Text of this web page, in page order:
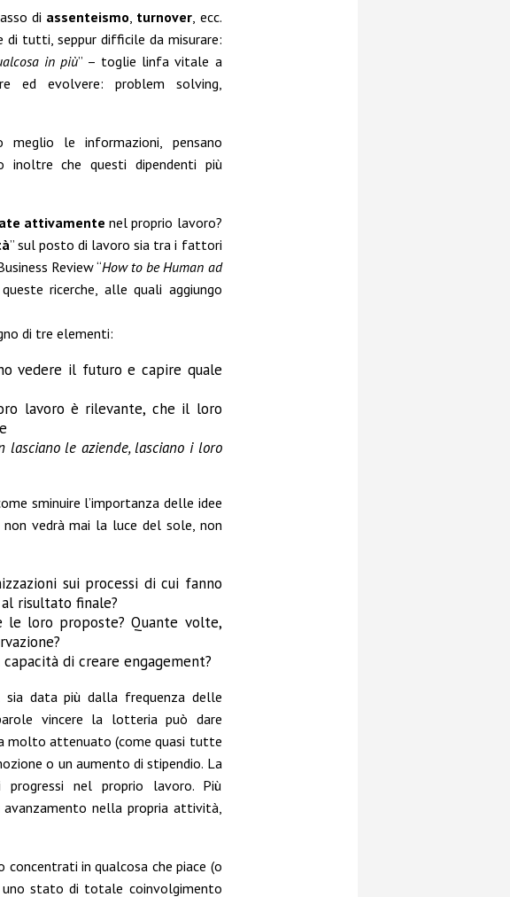
di assenteismo, turnover, ecc.
di tutti, seppur difficile da misurare:
in più” – toglie linfa vitale a
ed evolvere: problem solving,
le informazioni, pensano
inoltre che questi dipendenti più
attivamente nel proprio lavoro?
” sul posto di lavoro sia tra i fattori
Review “How to be Human ad
ricerche, alle quali aggiungo
di tre elementi:
vedere il futuro e capire quale
lavoro è rilevante, che il loro
lasciano le aziende, lasciano i loro
sminuire l’importanza delle idee
vedrà mai la luce del sole, non
sui processi di cui fanno
risultato finale?
le loro proposte? Quante volte,
di creare engagement?
sia data più dalla frequenza delle
vincere la lotteria può dare
molto attenuato (come quasi tutte
o un aumento di stipendio. La
nel proprio lavoro. Più
avanzamento nella propria attività,
concentrati in qualcosa che piace (o
uno stato di totale coinvolgimento